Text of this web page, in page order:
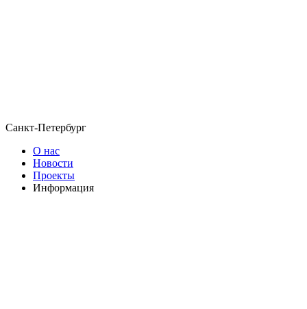
Санкт-Петербург
О нас
Новости
Проекты
Информация